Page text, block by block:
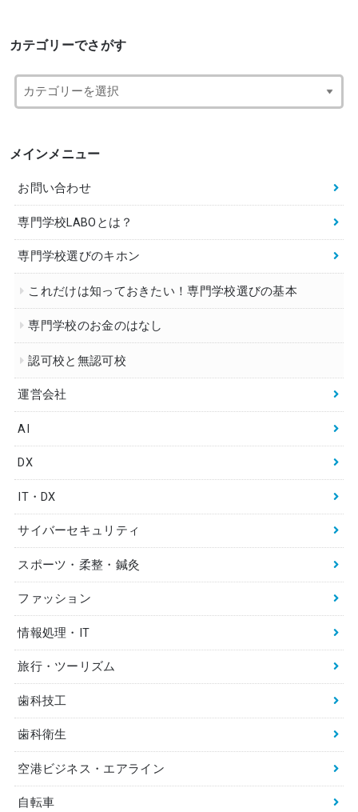
カテゴリーでさがす
メインメニュー
お問い合わせ
専門学校LABOとは？
専門学校選びのキホン
これだけは知っておきたい！専門学校選びの基本
専門学校のお金のはなし
認可校と無認可校
運営会社
AI
DX
IT・DX
サイバーセキュリティ
スポーツ・柔整・鍼灸
ファッション
情報処理・IT
旅行・ツーリズム
歯科技工
歯科衛生
空港ビジネス・エアライン
自転車